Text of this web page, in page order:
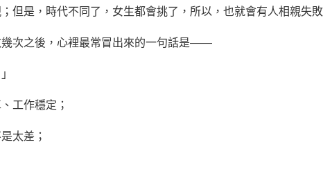
但是，時代不同了，女生都會挑了，所以，也就會有人相親失敗
幾次之後，心裡最常冒出來的一句話是——
工作穩定；
太差；